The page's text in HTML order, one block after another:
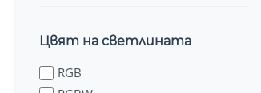
Цвят на светлината
RGB